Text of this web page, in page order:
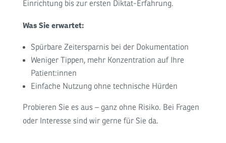
Einrichtung bis zur ersten Diktat-Erfahrung.
Was Sie erwartet:
Spürbare Zeitersparnis bei der Dokumentation
Weniger Tippen, mehr Konzentration auf Ihre
Patient:innen
Einfache Nutzung ohne technische Hürden
Probieren Sie es aus – ganz ohne Risiko. Bei Fragen
oder Interesse sind wir gerne für Sie da.